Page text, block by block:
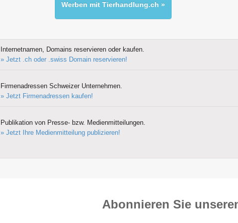
Werben mit Tierhandlung.ch »
Internetnamen, Domains reservieren oder kaufen.
» Jetzt .ch oder .swiss Domain reservieren!
Firmenadressen Schweizer Unternehmen.
» Jetzt Firmenadressen kaufen!
Publikation von Presse- bzw. Medienmitteilungen.
» Jetzt Ihre Medienmitteilung publizieren!
Abonnieren Sie